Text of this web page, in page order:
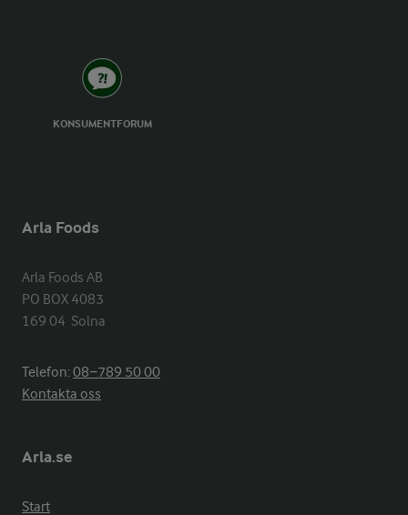
KONSUMENTFORUM
Arla Foods
Arla Foods AB
PO BOX 4083
169 04  Solna
Telefon:08−789 50 00
Kontakta oss
Arla.se
Start